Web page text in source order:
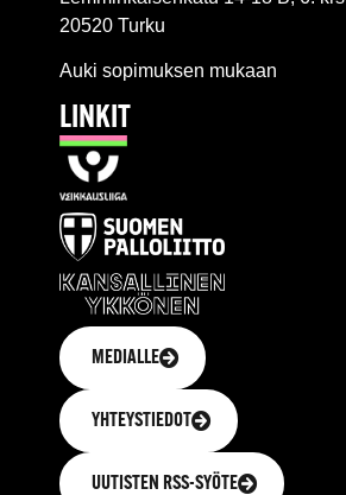
20520 Turku
Auki sopimuksen mukaan
LINKIT
MEDIALLE
YHTEYSTIEDOT
UUTISTEN RSS-SYÖTE